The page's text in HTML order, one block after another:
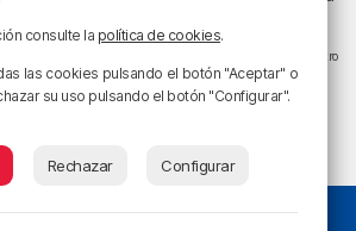
sociedadsucesos Teatro
atmosféricotráfico
consulte la política de cookies.
las cookies pulsando el botón "Aceptar" o
su uso pulsando el botón "Configurar".
Rechazar Configurar